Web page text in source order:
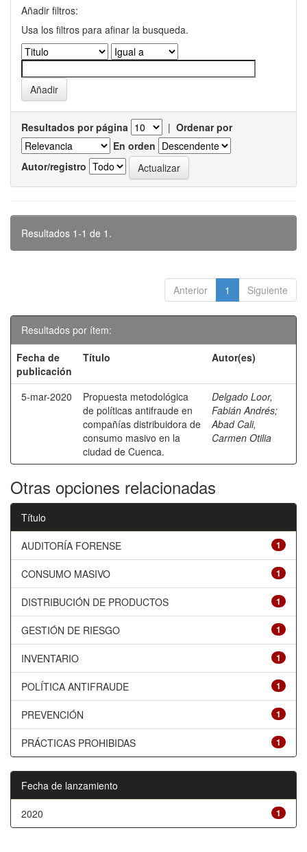
Añadir filtros:
Usa los filtros para afinar la busqueda.
Resultados por página | Ordenar por
En orden
Autor/registro
Resultados 1-1 de 1.
Anterior 1 Siguiente
Resultados por ítem:
Fecha de
publicación
Título Autor(es)
5-mar-2020
Propuesta metodológica
de políticas antifraude en
compañías distribuidora de
consumo masivo en la
ciudad de Cuenca.
Delgado Loor,
Fabián Andrés;
Abad Cali,
Carmen Otilia
Otras opciones relacionadas
Título
1
AUDITORÍA FORENSE
1
CONSUMO MASIVO
1
DISTRIBUCIÓN DE PRODUCTOS
1
GESTIÓN DE RIESGO
1
INVENTARIO
1
POLÍTICA ANTIFRAUDE
1
PREVENCIÓN
1
PRÁCTICAS PROHIBIDAS
Fecha de lanzamiento
1
2020